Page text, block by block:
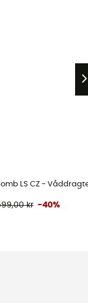
til surf -
LS CZ -
kr -40%